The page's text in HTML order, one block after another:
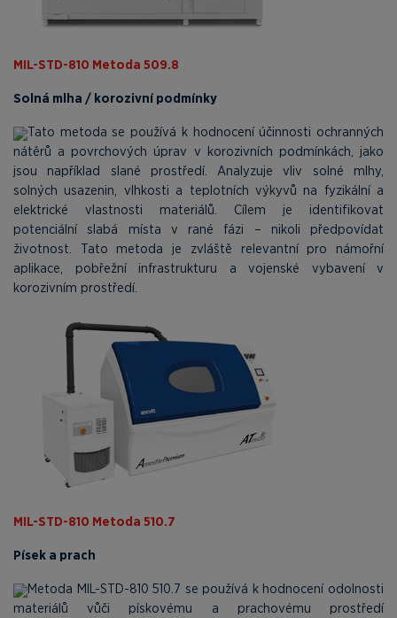
MIL-STD-810 Metoda 509.8
Solná mlha / korozivní podmínky
Tato metoda se používá k hodnocení účinnosti ochranných
nátěrů a povrchových úprav v korozivních podmínkách, jako
jsou například slané prostředí. Analyzuje vliv solné mlhy,
solných usazenin, vlhkosti a teplotních výkyvů na fyzikální a
elektrické vlastnosti materiálů. Cílem je identifikovat
potenciální slabá místa v rané fázi – nikoli předpovídat
životnost. Tato metoda je zvláště relevantní pro námořní
aplikace, pobřežní infrastrukturu a vojenské vybavení v
korozivním prostředí.
MIL-STD-810 Metoda 510.7
Písek a prach
Metoda MIL-STD-810 510.7 se používá k hodnocení odolnosti
materiálů vůči pískovému a prachovému prostředí